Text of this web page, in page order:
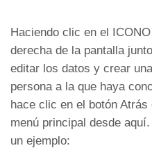
Haciendo clic en el
derecha de la pantalla
editar los datos y crear
persona a la que haya
hace clic en el botón
menú principal desde
un ejemplo: